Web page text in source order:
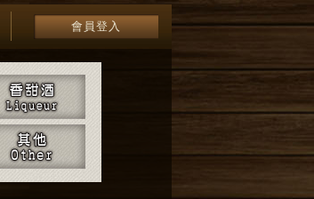
會員登入